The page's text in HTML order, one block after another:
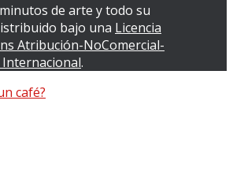
de arte y todo su
bajo una Licencia
Atribución-NoComercial-
Internacional.
café?